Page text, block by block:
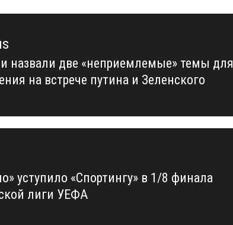
назвали две «неприемлемые» темы для
на встрече путина и Зеленского
уступило «Спортингу» в 1/8 финала
лиги УЕФА